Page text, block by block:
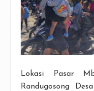
Lokasi Pasar
Randugosong